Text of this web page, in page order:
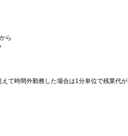
ら
て時間外勤務した場合は1分単位で残業代が